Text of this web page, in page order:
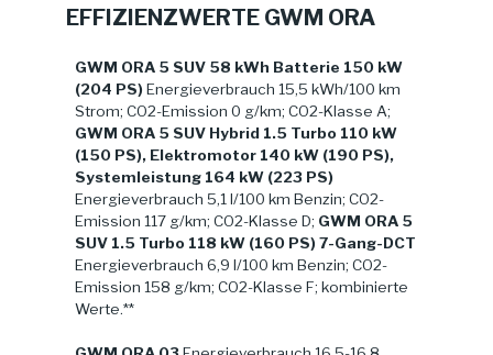
EFFIZIENZWERTE GWM ORA
GWM ORA 5 SUV 58 kWh Batterie 150 kW
(204 PS) Energieverbrauch 15,5 kWh/100 km
Strom; CO2-Emission 0 g/km; CO2-Klasse A;
GWM ORA 5 SUV Hybrid 1.5 Turbo 110 kW
(150 PS), Elektromotor 140 kW (190 PS),
Systemleistung 164 kW (223 PS)
Energieverbrauch 5,1 l/100 km Benzin; CO2-
Emission 117 g/km; CO2-Klasse D; GWM ORA 5
SUV 1.5 Turbo 118 kW (160 PS) 7-Gang-DCT
Energieverbrauch 6,9 l/100 km Benzin; CO2-
Emission 158 g/km; CO2-Klasse F; kombinierte
Werte.**